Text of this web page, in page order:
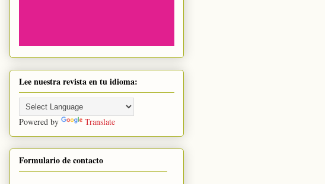
Lee nuestra revista en tu idioma:
Powered by Translate
Formulario de contacto